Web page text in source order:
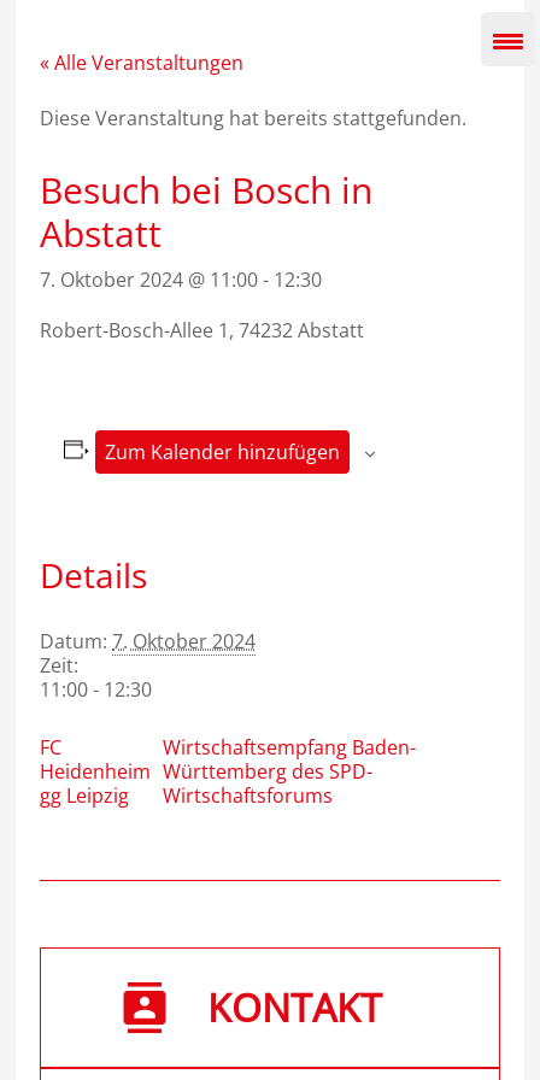
springen« Alle Veranstaltungen
Diese Veranstaltung hat bereits stattgefunden.
Besuch bei Bosch in
Abstatt
7. Oktober 2024 @ 11:00- 12:30
Robert-Bosch-Allee 1, 74232 Abstatt
Zum Kalender hinzufügen
Details
Datum: 7. Oktober 2024
Zeit:
11:00 - 12:30
FC
Heidenheim
gg Leipzig
Wirtschaftsempfang Baden-
Württemberg des SPD-
Wirtschaftsforums
KONTAKT